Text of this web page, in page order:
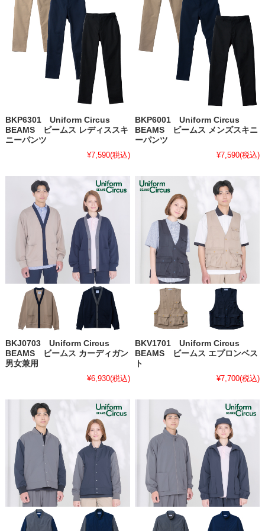
BKP6301 Uniform Circus
BEAMS ビームス レディススキ
ニーパンツ
¥7,590(税込)
BKP6001 Uniform Circus
BEAMS ビームス メンズスキニ
ーパンツ
¥7,590(税込)
BKJ0703 Uniform Circus
BEAMS ビームス カーディガン
男女兼用
¥6,930(税込)
BKV1701 Uniform Circus
BEAMS ビームス エプロンベス
ト
¥7,700(税込)